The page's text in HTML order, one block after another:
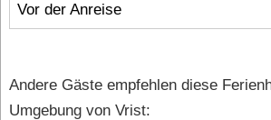
Vor der Anreise
Andere Gäste empfehlen diese
Umgebung von Vrist: